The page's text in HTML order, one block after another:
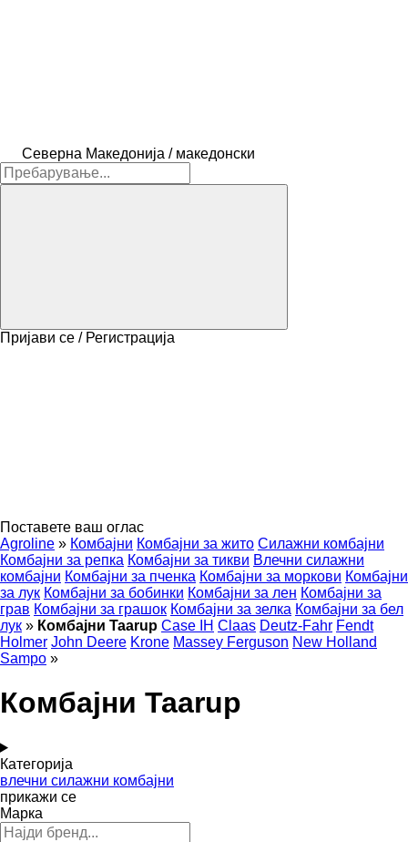
Северна Македонија / македонски
Пријави се / Регистрација
Поставете ваш оглас
Agroline » Комбајни Комбајни за жито Силажни комбајни
Комбајни за репка Комбајни за тикви Влечни силажни
комбајни Комбајни за пченка Комбајни за моркови Комбајни
за лук Комбајни за бобинки Комбајни за лен Комбајни за
грав Комбајни за грашок Комбајни за зелка Комбајни за бел
лук » Комбајни Taarup Case IH Claas Deutz-Fahr Fendt
Holmer John Deere Krone Massey Ferguson New Holland
Sampo »
Комбајни Taarup
Категорија
влечни силажни комбајни
прикажи се
Марка